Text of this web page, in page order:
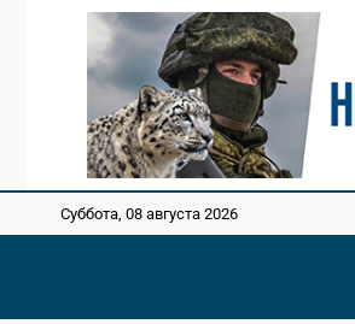
Суббота, 08 августа 2026